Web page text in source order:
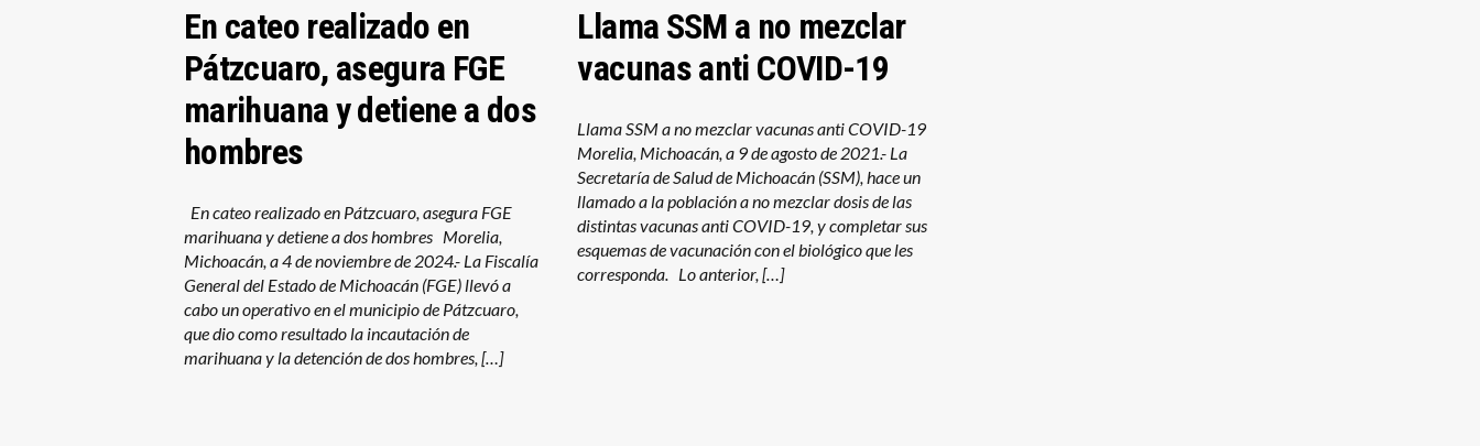
En cateo realizado en
Pátzcuaro, asegura FGE
marihuana y detiene a dos
hombres
En cateo realizado en Pátzcuaro, asegura FGE
marihuana y detiene a dos hombres Morelia,
Michoacán, a 4 de noviembre de 2024.- La Fiscalía
General del Estado de Michoacán (FGE) llevó a
cabo un operativo en el municipio de Pátzcuaro,
que dio como resultado la incautación de
marihuana y la detención de dos hombres, […]
Llama SSM a no mezclar
vacunas anti COVID-19
Llama SSM a no mezclar vacunas anti COVID-19
Morelia, Michoacán, a 9 de agosto de 2021.- La
Secretaría de Salud de Michoacán (SSM), hace un
llamado a la población a no mezclar dosis de las
distintas vacunas anti COVID-19, y completar sus
esquemas de vacunación con el biológico que les
corresponda. Lo anterior, […]